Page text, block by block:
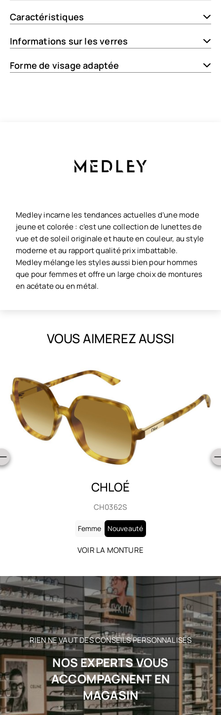
Caractéristiques
Informations sur les verres
Forme de visage adaptée
Medley incarne les tendances actuelles d’une mode
jeune et colorée : c’est une collection de lunettes de
vue et de soleil originale et haute en couleur, au style
moderne et au rapport qualité prix imbattable.
Medley mélange les styles aussi bien pour hommes
que pour femmes et offre un large choix de montures
en acétate ou en métal.
VOUS AIMEREZ AUSSI
CHLOÉ
CH0362S
Femme Nouveauté
VOIR LA MONTURE
RIEN NE VAUT DES CONSEILS PERSONNALISÉS
NOS EXPERTS VOUS
ACCOMPAGNENT EN
MAGASIN